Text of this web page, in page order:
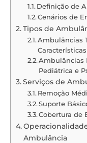
Definição de
Cenários de
Tipos de
Ambulâncias
Características
Ambulâncias
Pediátrica e
Serviços de
Remoção
Suporte
Cobertura de
Ambulância